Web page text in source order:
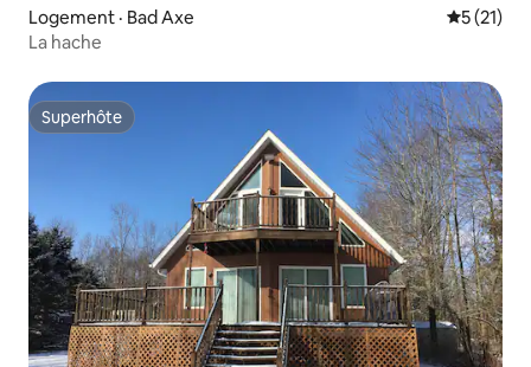
Logement · Bad Axe Note
5 (21)
La hache
Superhôte
Superhôte